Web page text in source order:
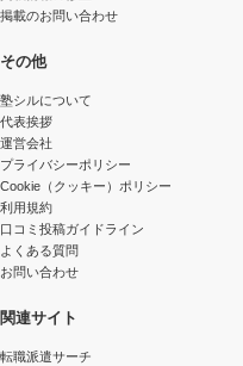
掲載のお問い合わせ
その他
塾シルについて
代表挨拶
運営会社
プライバシーポリシー
Cookie（クッキー）ポリシー
利用規約
口コミ投稿ガイドライン
よくある質問
お問い合わせ
関連サイト
転職派遣サーチ